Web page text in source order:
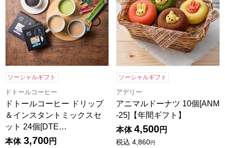
ソーシャルギフト
ドトールコーヒー
ドトールコーヒー ドリップ
＆インスタントミックスセ
ット 24個[DTE…
本体 3,700円
ソーシャルギフト
アデリー
アニマルドーナツ 10個[ANM
-25]【年間ギフト】
本体 4,500円
税込 4,860円